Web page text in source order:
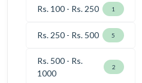
Rs. 100 - Rs. 250 1
Rs. 250 - Rs. 500 5
Rs. 500 - Rs.
1000
2